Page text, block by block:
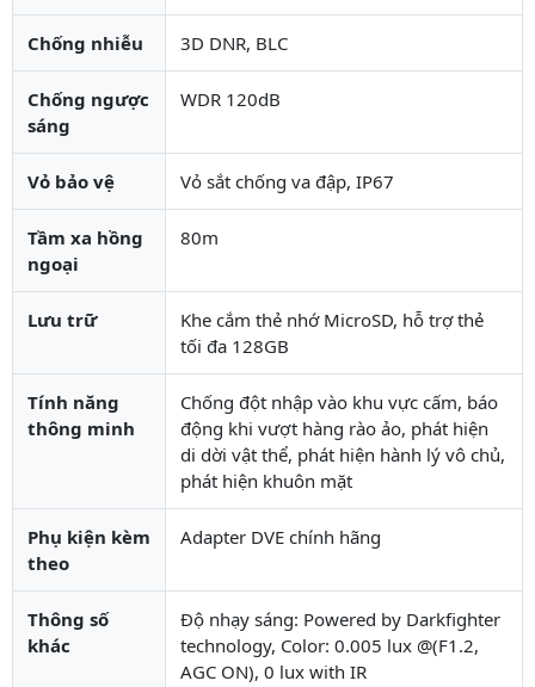
Chống nhiễu 3D DNR, BLC
Chống ngược
sáng
WDR 120dB
Vỏ bảo vệ Vỏ sắt chống va đập, IP67
Tầm xa hồng
ngoại
80m
Lưu trữ
Khe cắm thẻ nhớ MicroSD, hỗ trợ thẻ
tối đa 128GB
Tính năng
thông minh
Chống đột nhập vào khu vực cấm, báo
động khi vượt hàng rào ảo, phát hiện
di dời vật thể, phát hiện hành lý vô chủ,
phát hiện khuôn mặt
Phụ kiện kèm
theo
Adapter DVE chính hãng
Thông số
khác
Độ nhạy sáng: Powered by Darkfighter
technology, Color: 0.005 lux @(F1.2,
AGC ON), 0 lux with IR